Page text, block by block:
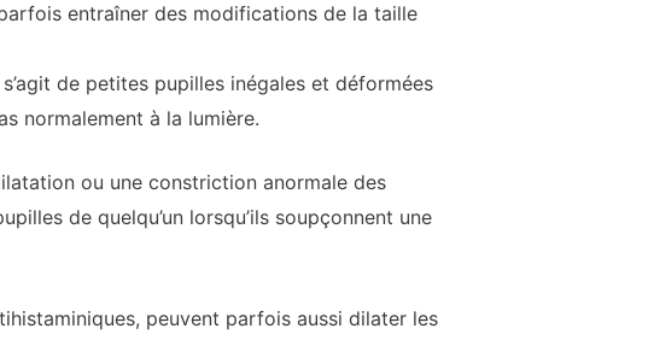
entraîner des modifications de la taille
de petites pupilles inégales et déformées
normalement à la lumière.
ou une constriction anormale des
de quelqu’un lorsqu’ils soupçonnent une
peuvent parfois aussi dilater les